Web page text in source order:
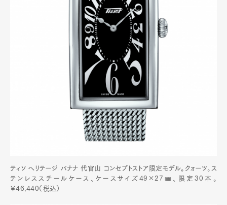
Pen Membership
Magazine
Official Columnist
About
Contact
Pen Meet
Pen international Pen tw
ティソ ヘリテージ バナナ 代官山 コンセプトストア限定モデル。クォーツ。ス
テンレススチールケース、ケースサイズ49×27㎜、限定30本。
￥46,440（税込）